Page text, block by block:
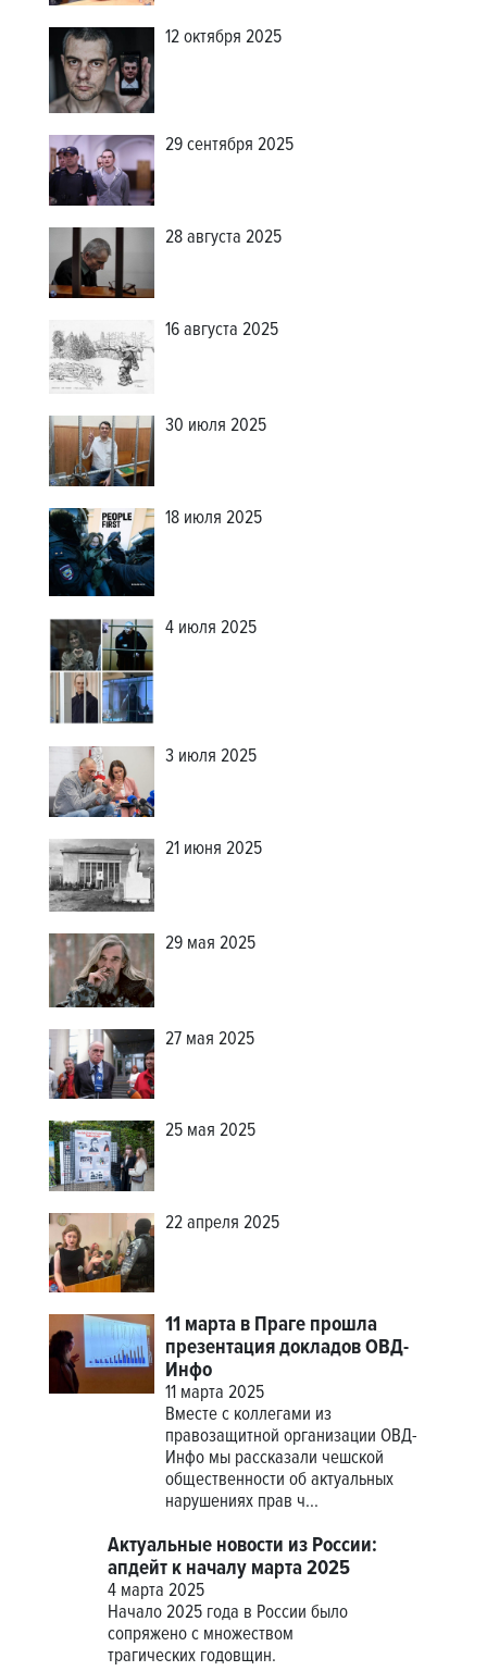
12 октября 2025
29 сентября 2025
28 августа 2025
16 августа 2025
30 июля 2025
18 июля 2025
4 июля 2025
3 июля 2025
21 июня 2025
29 мая 2025
27 мая 2025
25 мая 2025
22 апреля 2025
11 марта в Праге прошла
презентация докладов ОВД-
Инфо
11 марта 2025
Вместе с коллегами из
правозащитной организации ОВД-
Инфо мы рассказали чешской
общественности об актуальных
нарушениях прав ч...
Актуальные новости из России:
апдейт к началу марта 2025
4 марта 2025
Начало 2025 года в России было
сопряжено с множеством
трагических годовщин.